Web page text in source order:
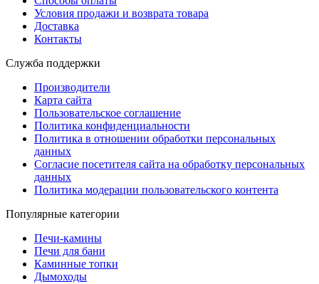
Условия продажи и возврата товара
Доставка
Контакты
Служба поддержки
Производители
Карта сайта
Пользовательское соглашение
Политика конфиденциальности
Политика в отношении обработки персональных
данных
Согласие посетителя сайта на обработку персональных
данных
Политика модерации пользовательского контента
Популярные категории
Печи-камины
Печи для бани
Каминные топки
Дымоходы